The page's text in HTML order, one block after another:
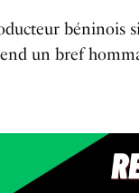
béninois
un bref